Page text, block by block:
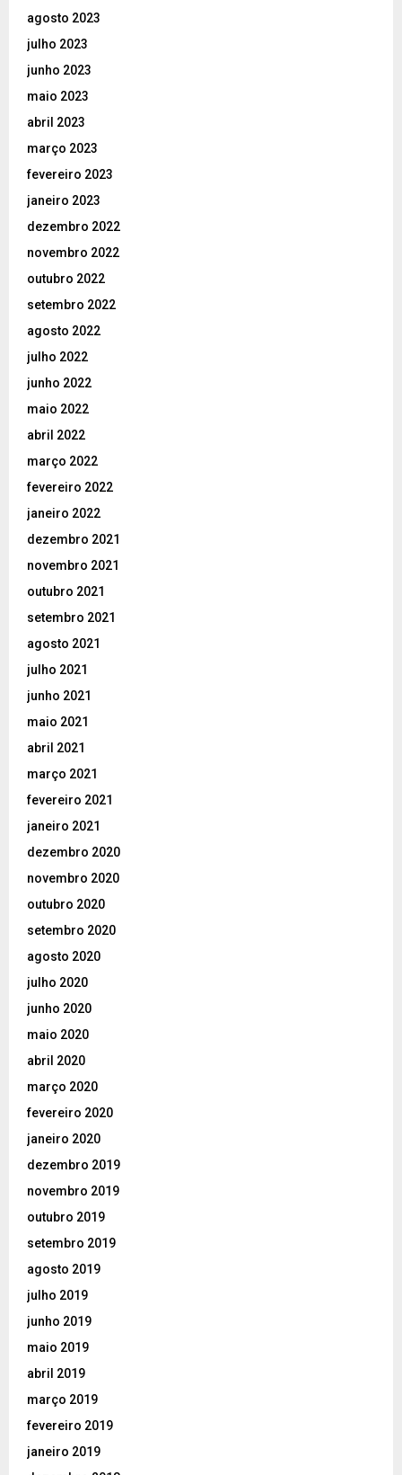
agosto 2023
julho 2023
junho 2023
maio 2023
abril 2023
março 2023
fevereiro 2023
janeiro 2023
dezembro 2022
novembro 2022
outubro 2022
setembro 2022
agosto 2022
julho 2022
junho 2022
maio 2022
abril 2022
março 2022
fevereiro 2022
janeiro 2022
dezembro 2021
novembro 2021
outubro 2021
setembro 2021
agosto 2021
julho 2021
junho 2021
maio 2021
abril 2021
março 2021
fevereiro 2021
janeiro 2021
dezembro 2020
novembro 2020
outubro 2020
setembro 2020
agosto 2020
julho 2020
junho 2020
maio 2020
abril 2020
março 2020
fevereiro 2020
janeiro 2020
dezembro 2019
novembro 2019
outubro 2019
setembro 2019
agosto 2019
julho 2019
junho 2019
maio 2019
abril 2019
março 2019
fevereiro 2019
janeiro 2019